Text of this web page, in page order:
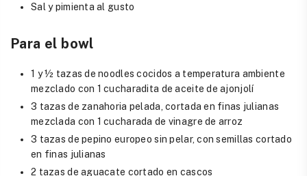
Sal y pimienta al gusto
Para el bowl
1 y ½ tazas de noodles cocidos a temperatura ambiente
mezclado con 1 cucharadita de aceite de ajonjolí
3 tazas de zanahoria pelada, cortada en finas julianas
mezclada con 1 cucharada de vinagre de arroz
3 tazas de pepino europeo sin pelar, con semillas cortado
en finas julianas
2 tazas de aguacate cortado en cascos